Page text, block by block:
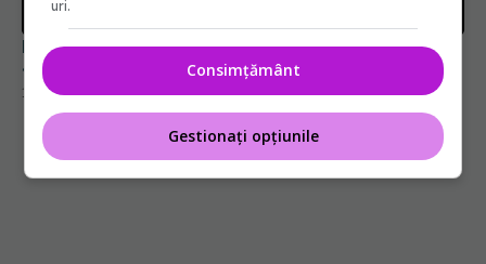
Dieta pentru endometrioză care reduce durerea.
4 suplimente care chiar funcționează
11 apr 2025, 11:59
uri.
Consimțământ
Gestionați opțiunile